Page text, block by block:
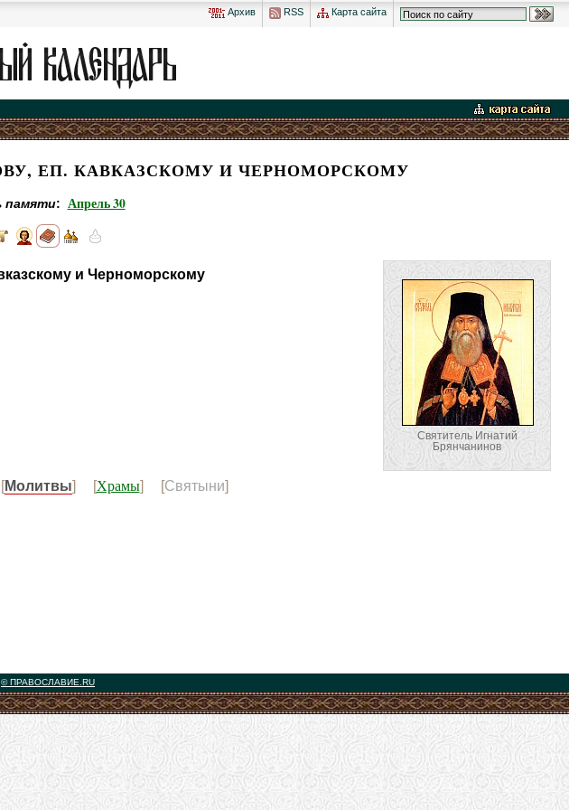
Архив RSS Карта сайта
ЕП. КАВКАЗСКОМУ И ЧЕРНОМОРСКОМУ
памяти: Апрель 30
Святитель Игнатий
Брянчанинов
и Черноморскому
Молитвы] [Храмы] [Святыни]
© ПРАВОСЛАВИЕ.RU